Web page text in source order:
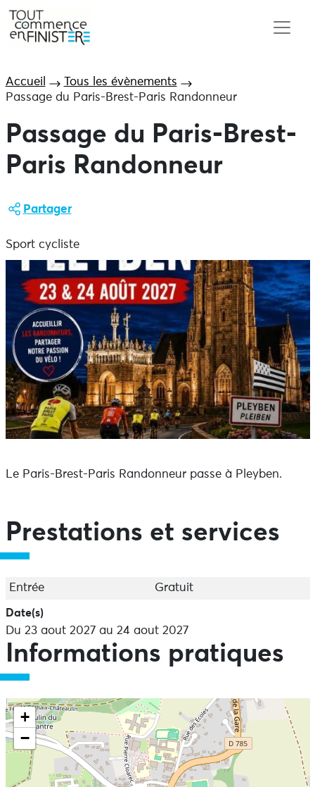
Accueil
Tous les évènements
Passage du Paris-Brest-Paris Randonneur
Passage du Paris-Brest-
Paris Randonneur
Partager
Sport cycliste
Le Paris-Brest-Paris Randonneur passe à Pleyben.
Prestations et services
Entrée Gratuit
Date(s)
Du 23 aout 2027 au 24 aout 2027
Informations pratiques
+
−